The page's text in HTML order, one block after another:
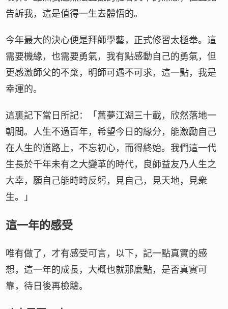
告訴我，這是值得一生去體悟的。
今年最大的決心便是拜師學藝，正式修習太極拳。這
需要機緣，也需要勇氣，我有點感動自己的勇氣，但
更感激師父的不棄，明師可遇不可求，這一點，我是
幸運的。
這裏記下當日所記：「舊夢江湖三十載，欣然落地一
朝間。人生不過百年，希望今日的緣分，能激勵自己
在人生的道路上，不忘初心，而得終始。我們這一代
生長於千年未有之大變革的時代，良師益友乃人生之
大幸，願自己能時時反躬，見自己，見天地，見衆
生。」
這一年的感受
唯有做了，才有感受可言，以下，記一點真實的感
想，這一年的成長，大概也就那麼點，是否真實可
靠，待日後再檢驗。